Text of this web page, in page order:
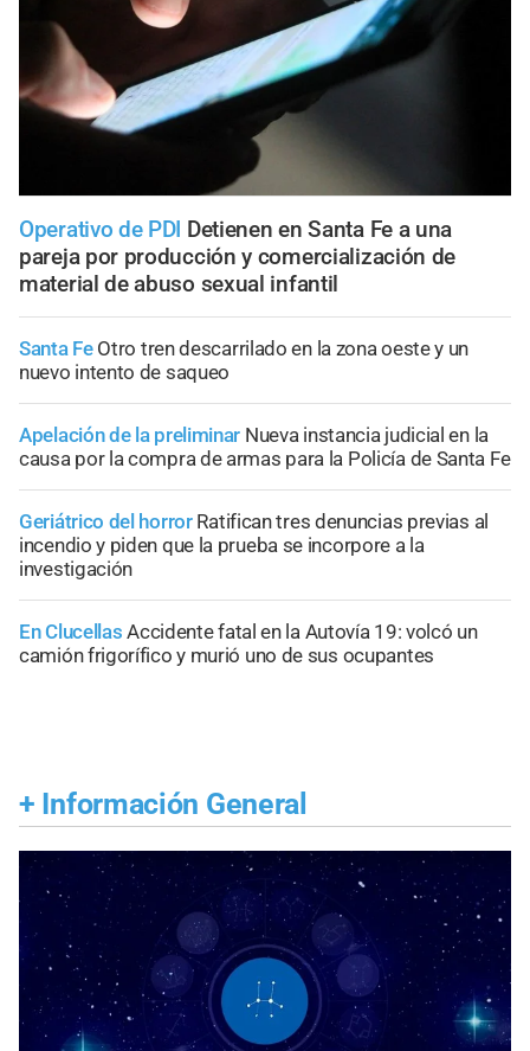
Operativo de PDI Detienen en Santa Fe a una
pareja por producción y comercialización de
material de abuso sexual infantil
Santa Fe Otro tren descarrilado en la zona oeste y un
nuevo intento de saqueo
Apelación de la preliminar Nueva instancia judicial en la
causa por la compra de armas para la Policía de Santa Fe
Geriátrico del horror Ratifican tres denuncias previas al
incendio y piden que la prueba se incorpore a la
investigación
En Clucellas Accidente fatal en la Autovía 19: volcó un
camión frigorífico y murió uno de sus ocupantes
+ Información General